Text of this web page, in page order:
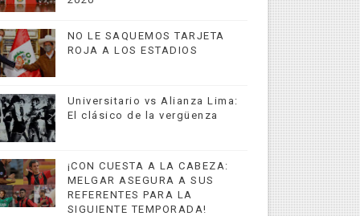
NO LE SAQUEMOS TARJETA
ROJA A LOS ESTADIOS
Universitario vs Alianza Lima:
El clásico de la vergüenza
¡CON CUESTA A LA CABEZA:
MELGAR ASEGURA A SUS
REFERENTES PARA LA
SIGUIENTE TEMPORADA!